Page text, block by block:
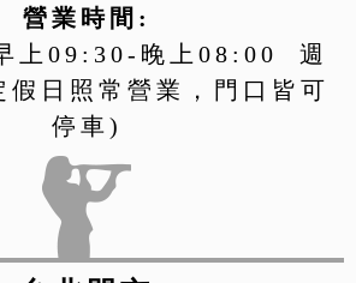
營業時間:
上09:30-晚上08:00 週
假日照常營業，門口皆可
停車)